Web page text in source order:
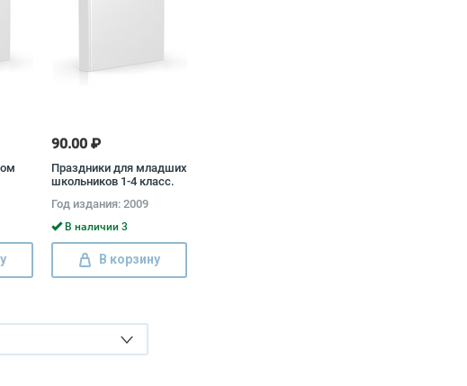
90.00 ₽
Праздники для младших
школьников 1-4 класс.
конкурсы, стихи и
загадки
Год издания: 2009
В наличии 3
В корзину